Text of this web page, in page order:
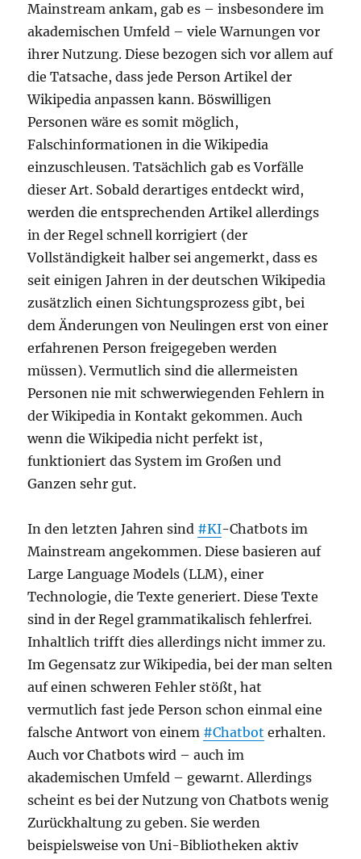
Mainstream ankam, gab es – insbesondere im
akademischen Umfeld – viele Warnungen vor
ihrer Nutzung. Diese bezogen sich vor allem auf
die Tatsache, dass jede Person Artikel der
Wikipedia anpassen kann. Böswilligen
Personen wäre es somit möglich,
Falschinformationen in die Wikipedia
einzuschleusen. Tatsächlich gab es Vorfälle
dieser Art. Sobald derartiges entdeckt wird,
werden die entsprechenden Artikel allerdings
in der Regel schnell korrigiert (der
Vollständigkeit halber sei angemerkt, dass es
seit einigen Jahren in der deutschen Wikipedia
zusätzlich einen Sichtungsprozess gibt, bei
dem Änderungen von Neulingen erst von einer
erfahrenen Person freigegeben werden
müssen). Vermutlich sind die allermeisten
Personen nie mit schwerwiegenden Fehlern in
der Wikipedia in Kontakt gekommen. Auch
wenn die Wikipedia nicht perfekt ist,
funktioniert das System im Großen und
Ganzen sehr gut.
In den letzten Jahren sind #KI-Chatbots im
Mainstream angekommen. Diese basieren auf
Large Language Models (LLM), einer
Technologie, die Texte generiert. Diese Texte
sind in der Regel grammatikalisch fehlerfrei.
Inhaltlich trifft dies allerdings nicht immer zu.
Im Gegensatz zur Wikipedia, bei der man selten
auf einen schweren Fehler stößt, hat
vermutlich fast jede Person schon einmal eine
falsche Antwort von einem #Chatbot erhalten.
Auch vor Chatbots wird – auch im
akademischen Umfeld – gewarnt. Allerdings
scheint es bei der Nutzung von Chatbots wenig
Zurückhaltung zu geben. Sie werden
beispielsweise von Uni-Bibliotheken aktiv